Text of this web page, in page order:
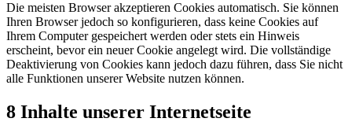
Die meisten Browser akzeptieren Cookies automatisch. Sie können
Ihren Browser jedoch so konfigurieren, dass keine Cookies auf
Ihrem Computer gespeichert werden oder stets ein Hinweis
erscheint, bevor ein neuer Cookie angelegt wird. Die vollständige
Deaktivierung von Cookies kann jedoch dazu führen, dass Sie nicht
alle Funktionen unserer Website nutzen können.
8 Inhalte unserer Internetseite